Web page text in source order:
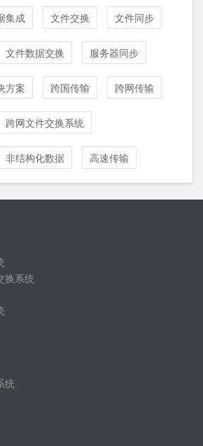
集成 文件交换 文件同步
文件数据交换 服务器同步
方案 跨国传输 跨网传输
跨网文件交换系统
非结构化数据 高速传输
换系统
统